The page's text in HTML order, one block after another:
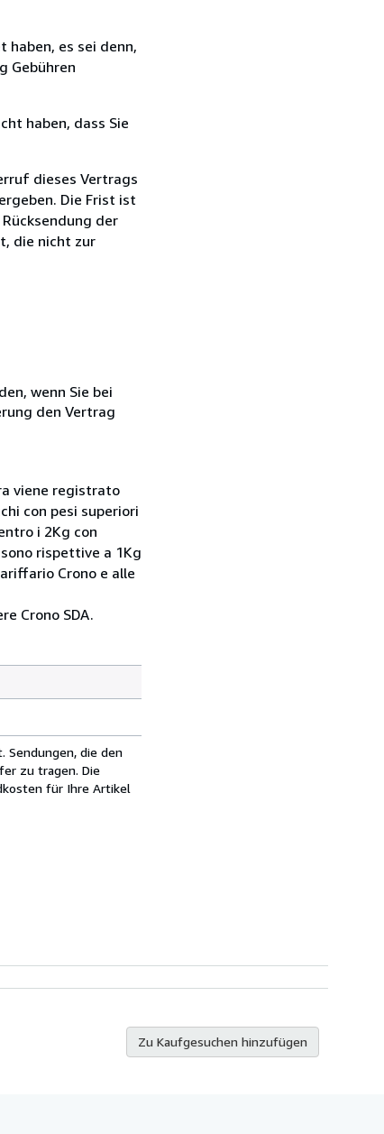
es sei denn,
Gebühren
haben, dass Sie
dieses Vertrags
Die Frist ist
der
die nicht zur
wenn Sie bei
den Vertrag
viene registrato
con pesi superiori
i 2Kg con
rispettive a 1Kg
Crono e alle
Crono SDA.
Sendungen, die den
zu tragen. Die
für Ihre Artikel
Zu Kaufgesuchen hinzufügen